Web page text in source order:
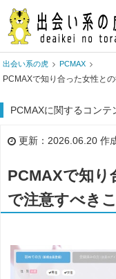
出会い系の虎 PCMAX
PCMAXで知り合った女性と
PCMAXに関するコンテ
更新：2026.06.20 作
PCMAXで知り
で注意すべき